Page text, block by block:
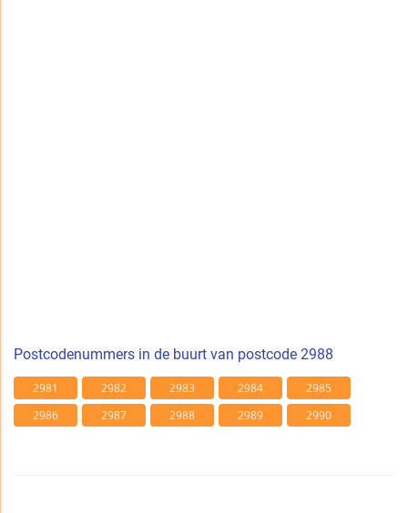
Postcodenummers in de buurt van postcode 2988
2981 2982 2983 2984
2985
2986
2987 2988 2989 2990